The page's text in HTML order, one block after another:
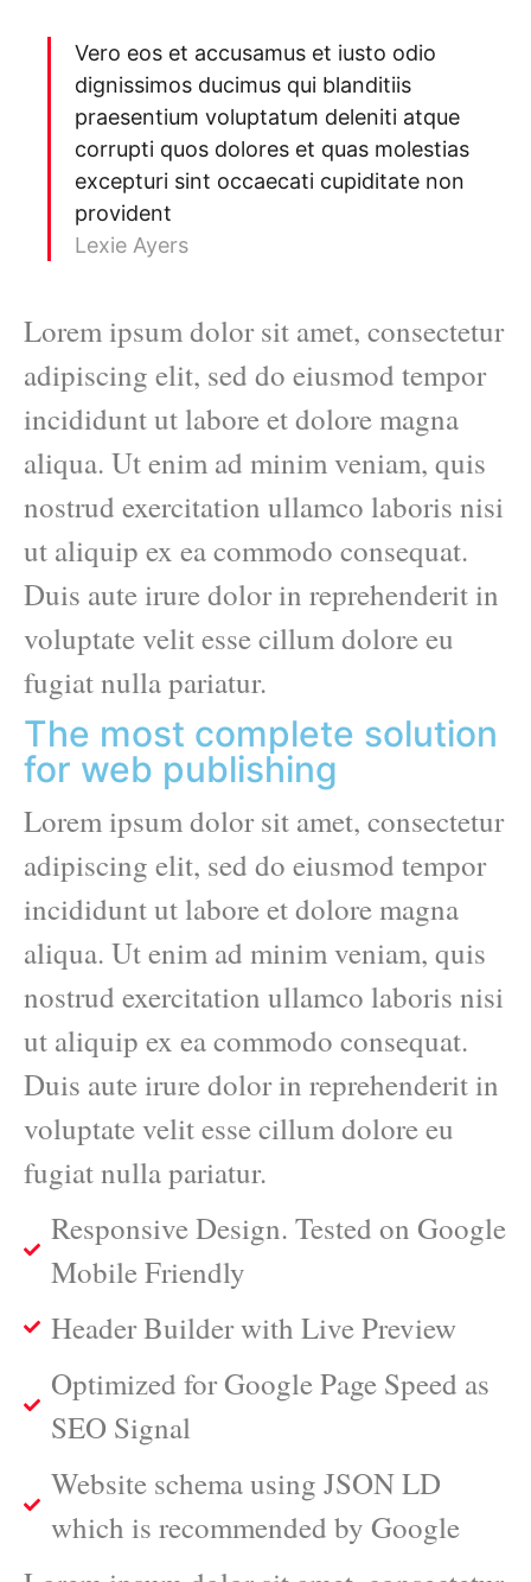
Vero eos et accusamus et iusto odio
dignissimos ducimus qui blanditiis
praesentium voluptatum deleniti atque
corrupti quos dolores et quas molestias
excepturi sint occaecati cupiditate non
provident
Lexie Ayers
Lorem ipsum dolor sit amet, consectetur
adipiscing elit, sed do eiusmod tempor
incididunt ut labore et dolore magna
aliqua. Ut enim ad minim veniam, quis
nostrud exercitation ullamco laboris nisi
ut aliquip ex ea commodo consequat.
Duis aute irure dolor in reprehenderit in
voluptate velit esse cillum dolore eu
fugiat nulla pariatur.
The most complete solution
for web publishing
Lorem ipsum dolor sit amet, consectetur
adipiscing elit, sed do eiusmod tempor
incididunt ut labore et dolore magna
aliqua. Ut enim ad minim veniam, quis
nostrud exercitation ullamco laboris nisi
ut aliquip ex ea commodo consequat.
Duis aute irure dolor in reprehenderit in
voluptate velit esse cillum dolore eu
fugiat nulla pariatur.
Responsive Design. Tested on Google
Mobile Friendly
Header Builder with Live Preview
Optimized for Google Page Speed as
SEO Signal
Website schema using JSON LD
which is recommended by Google